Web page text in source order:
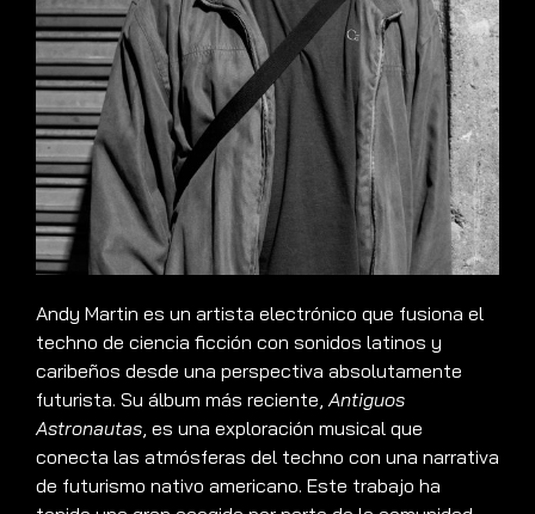
Andy Martin es un artista electrónico que fusiona el
techno de ciencia ficción con sonidos latinos y
caribeños desde una perspectiva absolutamente
futurista. Su álbum más reciente,Antiguos
Astronautas, es una exploración musical que
conecta las atmósferas del techno con una narrativa
de futurismo nativo americano. Este trabajo ha